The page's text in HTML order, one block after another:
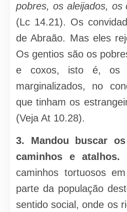
pobres, os aleijados, os
(Lc 14.21). Os
de Abraão. Mas eles
Os gentios são os
e coxos, isto é, os
marginalizados, no
que tinham os
(Veja At 10.28).
3.
Mandou buscar
caminhos e atalhos.
caminhos tortuosos
parte da popula­ção
sentido social, onde os